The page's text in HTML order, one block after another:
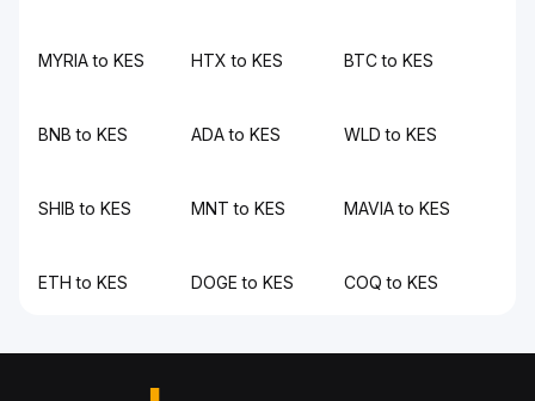
MYRIA to KES HTX to KES BTC to KES
BNB to KES ADA to KES WLD to KES
SHIB to KES MNT to KES MAVIA to KES
ETH to KES DOGE to KES COQ to KES